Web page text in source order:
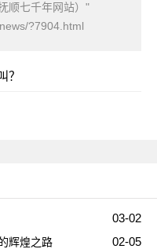
顺七千年网站）"
?7904.html
？
03-02
02-05
辉煌之路